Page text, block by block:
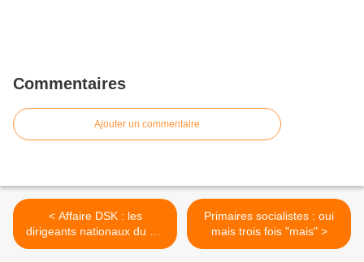
Commentaires
Ajouter un commentaire
< Affaire DSK : les
dirigeants nationaux du PS
disqualifiés
Primaires socialistes : oui
mais trois fois "mais" >